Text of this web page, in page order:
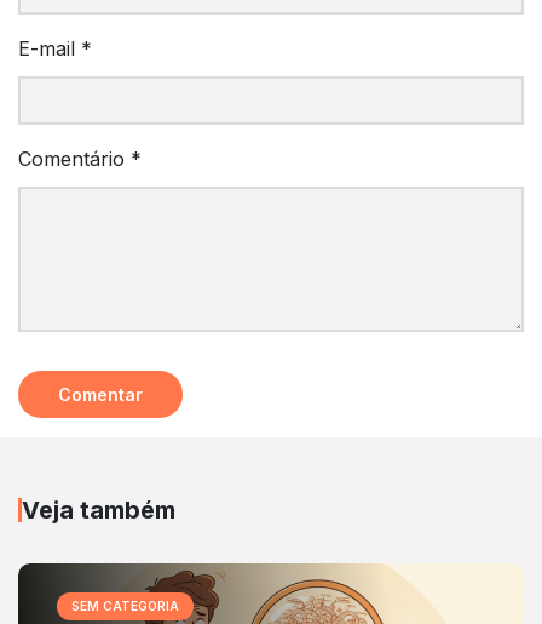
Comentário *
E-mail *
Veja também
SEM CATEGORIA